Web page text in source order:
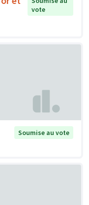
vote
Soumise au vote